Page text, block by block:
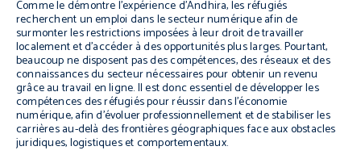
Comme le démontre l’expérience d’Andhira, les réfugiés
recherchent un emploi dans le secteur numérique afin de
surmonter les restrictions imposées à leur droit de travailler
localement et d’accéder à des opportunités plus larges. Pourtant,
beaucoup ne disposent pas des compétences, des réseaux et des
connaissances du secteur nécessaires pour obtenir un revenu
grâce au travail en ligne. Il est donc essentiel de développer les
compétences des réfugiés pour réussir dans l’économie
numérique, afin d’évoluer professionnellement et de stabiliser les
carrières au-delà des frontières géographiques face aux obstacles
juridiques, logistiques et comportementaux.